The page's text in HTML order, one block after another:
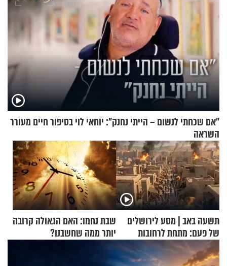
"אם שכחתי לנשום – הייתי נחנק": יוחאי לוי בסיפור חיים מעורר
השראה
תשעה באב | מסע לירושלים
של פעם: מתחת לרחובות
ירושלים
שבת נחמו: האם הגאולה קרובה
יותר ממה שחשבנו?